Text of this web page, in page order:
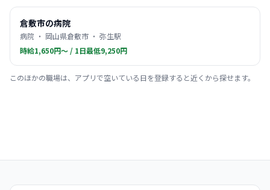
倉敷市の病院
病院 ・ 岡山県倉敷市 ・ 弥生駅
時給1,650円〜 / 1日最低9,250円
このほかの職場は、アプリで空いている日を登録すると近くから探せます。